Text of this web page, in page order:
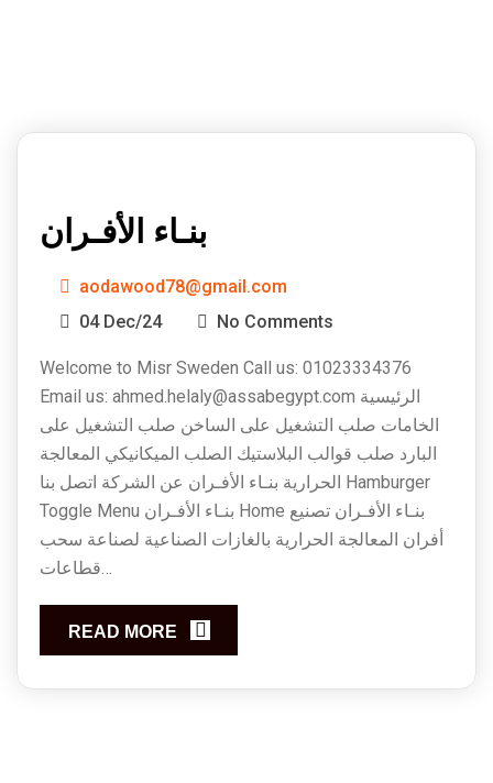
بنـاء الأفـران
aodawood78@gmail.com
04 Dec/24
No Comments
Welcome to Misr Sweden Call us: 01023334376
Email us: ahmed.helaly@assabegypt.com الرئيسية
الخامات صلب التشغيل على الساخن صلب التشغيل على
البارد صلب قوالب البلاستيك الصلب الميكانيكي المعالجة
الحرارية بنـاء الأفـران عن الشركة اتصل بنا Hamburger
Toggle Menu بنـاء الأفـران Home بنـاء الأفـران تصنيع
أفران المعالجة الحرارية بالغازات الصناعية لصناعة سحب
قطاعات…
READ MORE